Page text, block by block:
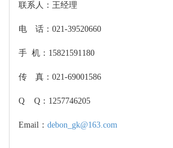
联系人：王经理
电 话：021-39520660
手 机：15821591180
传 真：021-69001586
Q Q：1257746205
Email： debon_gk@163.com